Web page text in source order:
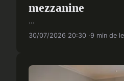
mezzanine
...
30/07/2026 20:30 9 min de